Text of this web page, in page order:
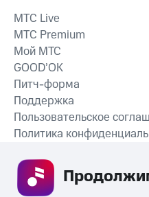
СКАЧАТЬ
MTС Live
MTС Premium
Мой МТС
GOOD’OK
Питч-форма
Поддержка
Пользовательское
Политика